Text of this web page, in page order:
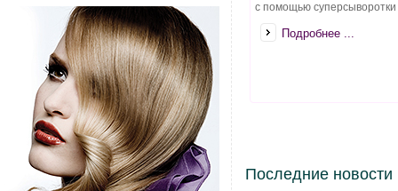
с помощью суперсыворотки
Подробнее ...
Последние новости